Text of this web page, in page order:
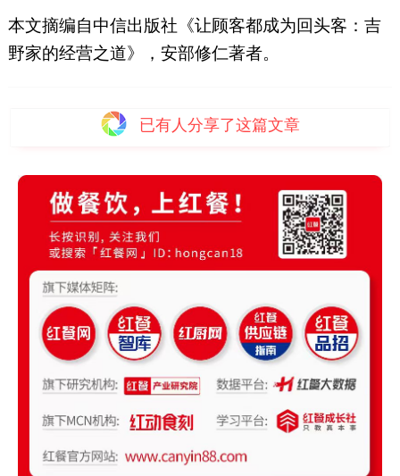
本文摘编自中信出版社《让顾客都成为回头客：吉
野家的经营之道》，安部修仁著者。
已有人分享了这篇文章